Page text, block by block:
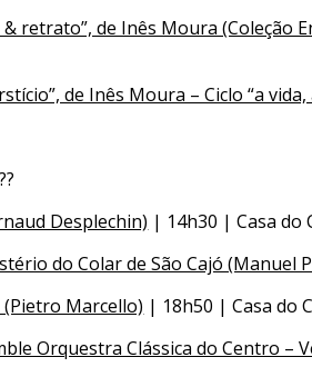
retrato”, de Inês Moura (Coleção
de Inês Moura – Ciclo “a
Desplechin) | 14h30 | Casa do
do Colar de São Cajó (Manuel
(Pietro Marcello) | 18h50 | Casa do
Orquestra Clássica do Centro –